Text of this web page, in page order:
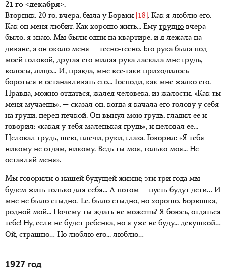
21-го <декабря>.
Вторник. 20-го, вчера, была у Борьки [18] . Как я люблю его.
Как он меня любит. Как хорошо жить... Ему трудно вчера
было, я знаю. Мы были одни на квартире, и я лежала на
диване, а он около меня — тесно-тесно. Его рука была под
моей головой, другая его милая рука ласкала мне грудь,
волосы, лицо... И, правда, мне все-таки приходилось
бороться и останавливать его... Господи, как мне жалко его.
Правда, можно отдаться, жалея человека, из жалости. «Как ты
меня мучаешь», — сказал он, когда я качала его голову у себя
на груди, перед печкой. Он вынул мою грудь, гладил ее и
говорил: «какая у тебя маленькая грудь», и целовал ее...
Целовал грудь, шею, плечи, руки, глаза. Говорил: «Я тебя
никому не отдам, никому. Ведь ты моя, только моя... Не
оставляй меня».
Мы говорили о нашей будущей жизни; эти три года мы
будем жить только для себя... А потом — пусть будут дети… И
мне не было стыдно. Т.е. было стыдно, но хорошо. Борюшка,
родной мой... Почему ты ждать не можешь? Я боюсь, отдаться
тебе! Ну, если не будет ребенка, но я уже не буду... девушкой…
Ой, страшно… Но люблю его... люблю…
1927 год